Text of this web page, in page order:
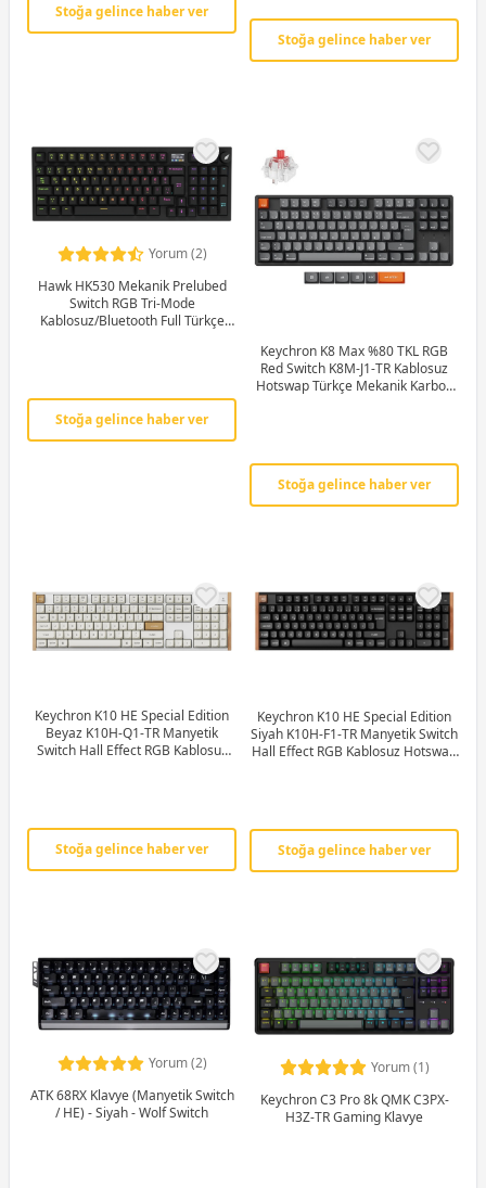
Stoğa gelince haber ver
Stoğa gelince haber ver
Yorum (2)
Hawk HK530 Mekanik Prelubed
Switch RGB Tri-Mode
Kablosuz/Bluetooth Full Türkçe
Stoğa gelince haber ver
Keychron K8 Max %80 TKL RGB
Red Switch K8M-J1-TR Kablosuz
Hotswap Türkçe Mekanik Karbon
Stoğa gelince haber ver
Keychron K10 HE Special Edition
Beyaz K10H-Q1-TR Manyetik
Switch Hall Effect RGB Kablosuz
Stoğa gelince haber ver
Keychron K10 HE Special Edition
Siyah K10H-F1-TR Manyetik Switch
Hall Effect RGB Kablosuz Hotswap
Stoğa gelince haber ver
Yorum (2)
ATK 68RX Klavye (Manyetik Switch
/ HE) - Siyah - Wolf Switch
Yorum (1)
Keychron C3 Pro 8k QMK C3PX-
H3Z-TR Gaming Klavye